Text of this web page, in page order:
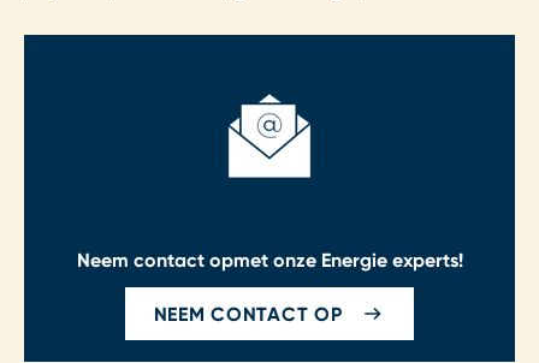
Neem contact opmet onze Energie experts!
NEEM CONTACT OP